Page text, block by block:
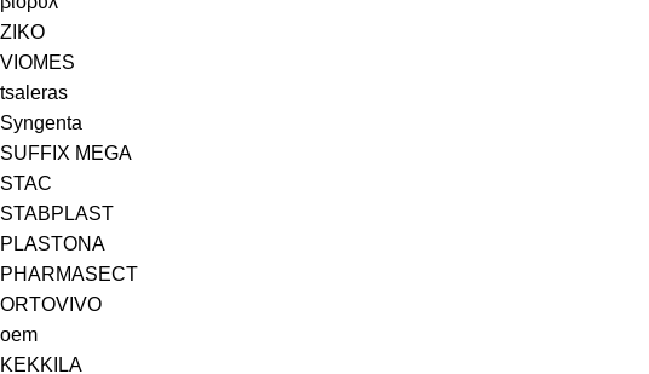
ZIKO
VIOMES
tsaleras
Syngenta
SUFFIX MEGA
STAC
STABPLAST
PLASTONA
PHARMASECT
ORTOVIVO
oem
KEKKILA